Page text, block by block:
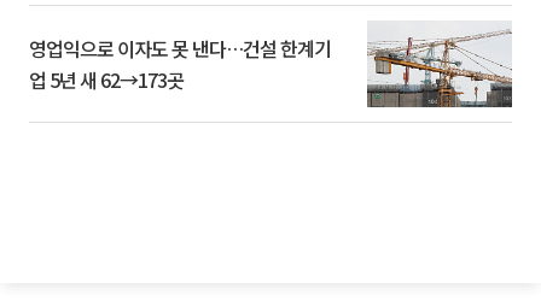
영업익으로 이자도 못 낸다…건설 한계기
업 5년 새 62→173곳